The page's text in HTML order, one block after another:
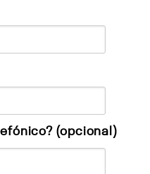
(opcional)